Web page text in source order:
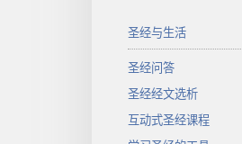
圣经与生活
圣经问答
圣经经文选析
互动式圣经课程